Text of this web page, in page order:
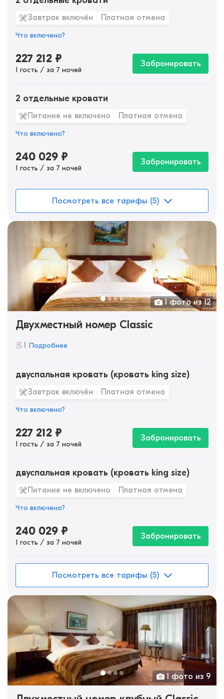
Завтрак включён Платная отмена
Что включено?
227 212 ₽
1 гость / за 7 ночей
Забронировать
2 отдельные кровати
Питание не включено Платная отмена
Что включено?
240 029 ₽
1 гость / за 7 ночей
Забронировать
Посмотреть все тарифы (5)
1 фото из 12
Двухместный номер Classic
1 Подробнее
двуспальная кровать (кровать king size)
Завтрак включён Платная отмена
Что включено?
227 212 ₽
1 гость / за 7 ночей
Забронировать
двуспальная кровать (кровать king size)
Питание не включено Платная отмена
Что включено?
240 029 ₽
1 гость / за 7 ночей
Забронировать
Посмотреть все тарифы (5)
1 фото из 9